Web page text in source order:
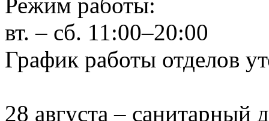
вт. – сб. 11:00–20:00
График работы отделов
28 августа – санитарный